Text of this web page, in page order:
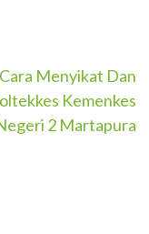
Menyikat Dan
Kemenkes
2 Martapura